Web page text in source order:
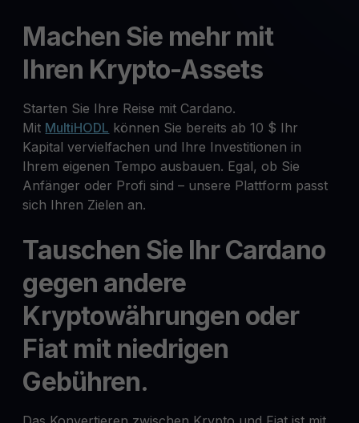
Machen Sie mehr mit
Ihren Krypto-Assets
Starten Sie Ihre Reise mit Cardano.
Mit MultiHODL können Sie bereits ab 10 $ Ihr
Kapital vervielfachen und Ihre Investitionen in
Ihrem eigenen Tempo ausbauen. Egal, ob Sie
Anfänger oder Profi sind – unsere Plattform passt
sich Ihren Zielen an.
Tauschen Sie Ihr Cardano
gegen andere
Kryptowährungen oder
Fiat mit niedrigen
Gebühren.